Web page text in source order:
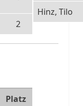
2
Hinz, Tilo
Platz